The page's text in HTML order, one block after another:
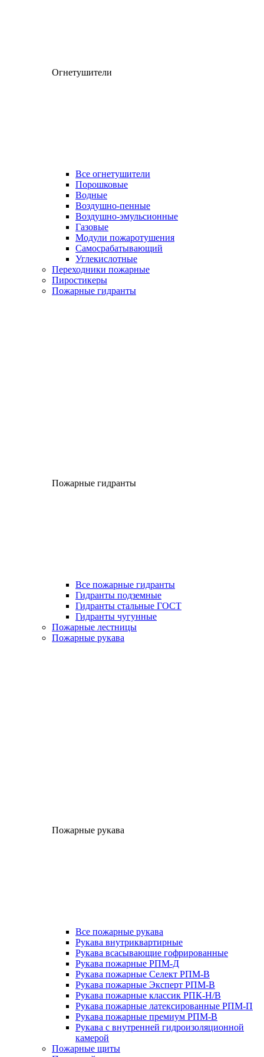
Огнетушители
Все огнетушители
Порошковые
Водные
Воздушно-пенные
Воздушно-эмульсионные
Газовые
Модули пожаротушения
Самосрабатывающий
Углекислотные
Переходники пожарные
Пиростикеры
Пожарные гидранты
Пожарные гидранты
Все пожарные гидранты
Гидранты подземные
Гидранты стальные ГОСТ
Гидранты чугунные
Пожарные лестницы
Пожарные рукава
Пожарные рукава
Все пожарные рукава
Рукава внутриквартирные
Рукава всасывающие гофрированные
Рукава пожарные РПМ-Д
Рукава пожарные Селект РПМ-В
Рукава пожарные Эксперт РПМ-В
Рукава пожарные классик РПК-Н/В
Рукава пожарные латексированные РПМ-П
Рукава пожарные премиум РПМ-В
Рукава с внутренней гидроизоляционной
камерой
Пожарные щиты